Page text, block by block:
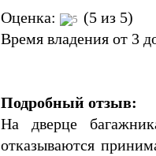
Оценка:
(5 из 5)
Время владения от 3
Подробный отзыв:
На дверце
отказываются